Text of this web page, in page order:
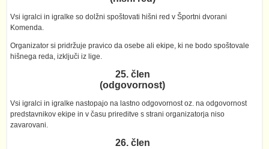
Vsi igralci in igralke so dolžni spoštovati hišni red v Športni dvorani
Komenda.
Organizator si pridržuje pravico da osebe ali ekipe, ki ne bodo spoštovale
hišnega reda, izključi iz lige.
25. člen
(odgovornost)
Vsi igralci in igralke nastopajo na lastno odgovornost oz. na odgovornost
predstavnikov ekipe in v času prireditve s strani organizatorja niso
zavarovani.
26. člen